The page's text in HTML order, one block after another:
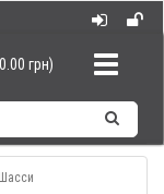
грн)
Шасси